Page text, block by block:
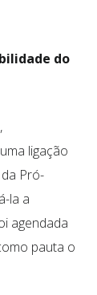
do
ligação
Pró-
la a
agendada
pauta o